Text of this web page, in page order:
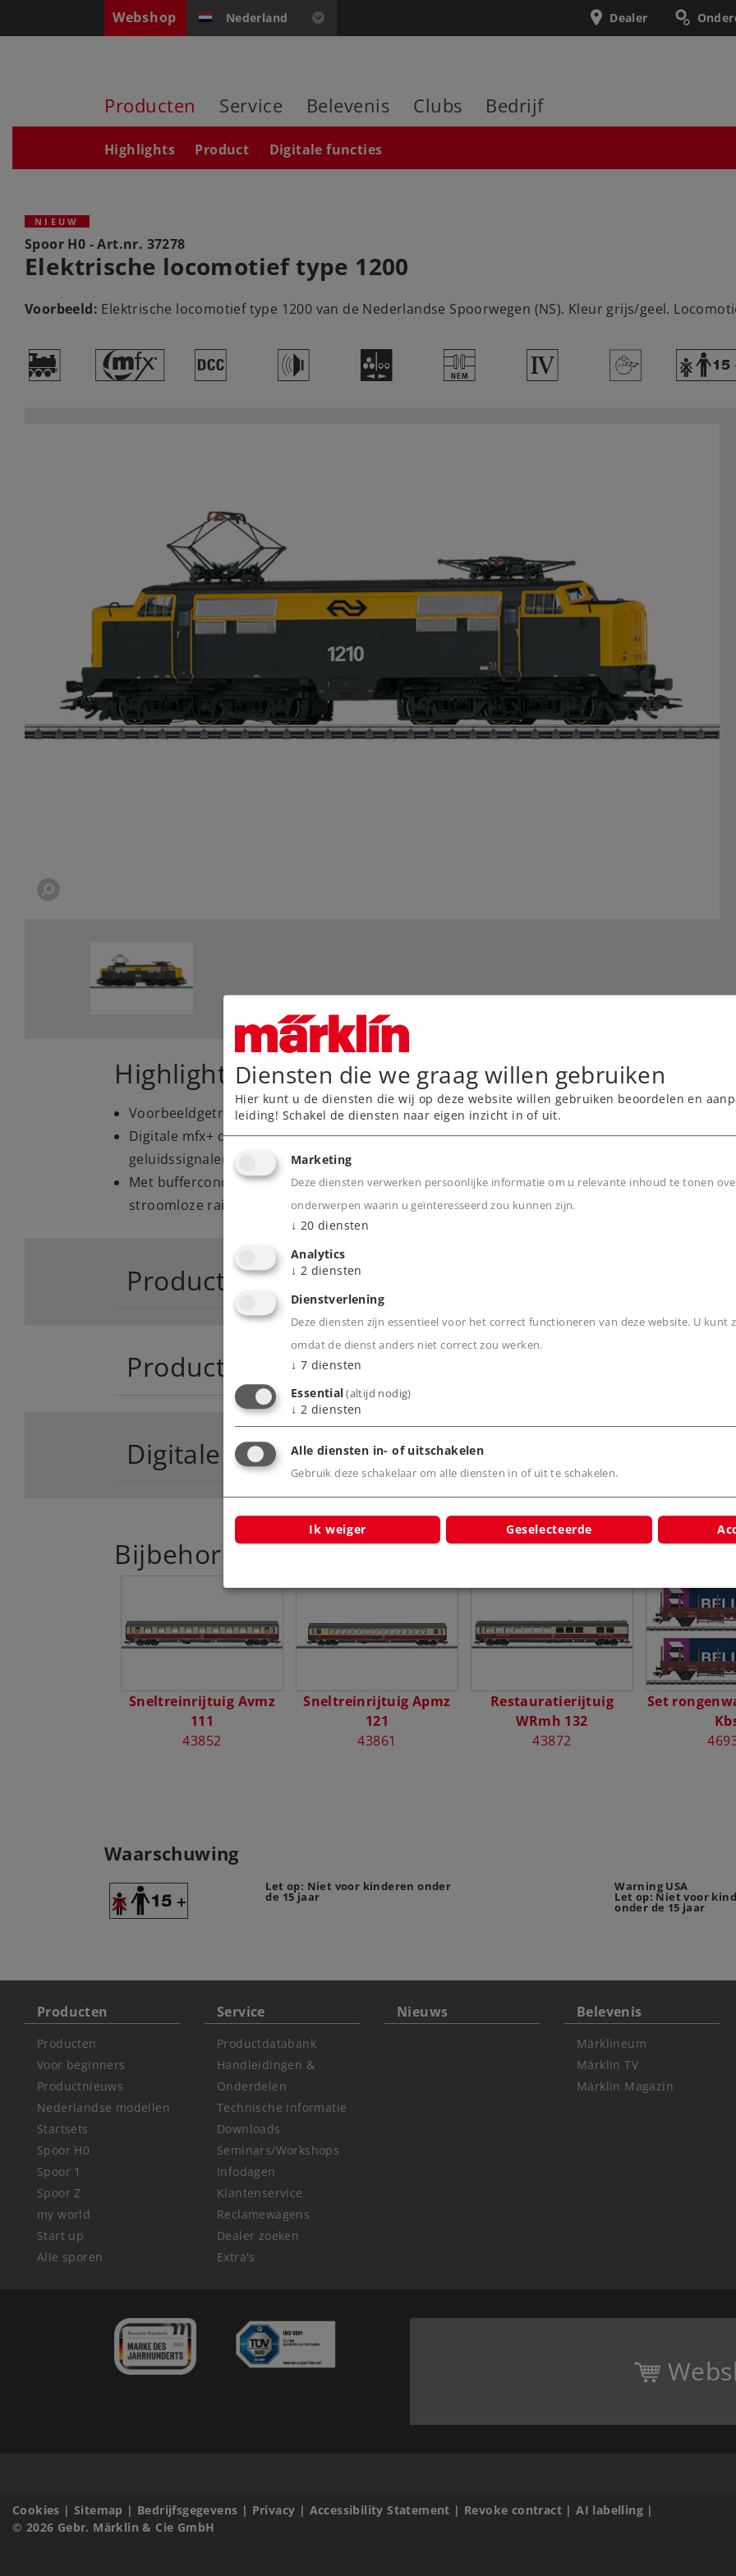
Webshop Nederland Dealer
Producten Service Belevenis Clubs Bedrijf
Highlights Product Digitale functies
NIEUW
Spoor H0 - Art.nr. 37278
Elektrische locomotief type 1200
Voorbeeld: Elektrische locomotief type 1200 van de Nederlandse Spoorwegen (NS). Kleur grijs/geel.
) # § h N U 4 >
Highlights
Voorbeeldgetrouw voorzien van gele en witte frontseinen.
Digitale mfx+ decoder met uitgebreide licht- en
geluidssignalen.
Met buffercondensator voor het overbruggen van korte
stroomloze railsecties.
Product
Productinfo
Digitale functies
Bijbehorende producten
Sneltreinrijtuig Avmz
111
43852
Sneltreinrijtuig Apmz
121
43861
Restauratierijtuig
WRmh 132
43872
Set
Waarschuwing
Let op: Niet voor kinderen onder
de 15 jaar
Warning USA
Let op: Niet voor
onder de 15 jaar
Producten
Producten
Voor beginners
Productnieuws
Nederlandse modellen
Startsets
Spoor H0
Spoor 1
Spoor Z
my world
Start up
Alle sporen
Service
Productdatabank
Handleidingen &
Onderdelen
Technische informatie
Downloads
Seminars/Workshops
Infodagen
Klantenservice
Reclamewagens
Dealer zoeken
Extra's
Nieuws Belevenis
Märklineum
Märklin TV
Märklin Magazin
Cookies |Sitemap | Bedrijfsgegevens | Privacy | Accessibility Statement | Revoke contract |AI labelling |
© 2026 Gebr. Märklin & Cie GmbH
Diensten die we graag willen gebruiken
Hier kunt u de diensten die wij op deze website willen gebruiken beoordelen en
leiding! Schakel de diensten naar eigen inzicht in of uit.
Marketing
Deze diensten verwerken persoonlijke informatie om u relevante inhoud te tonen
onderwerpen waarin u geïnteresseerd zou kunnen zijn.
↓ 20 diensten
Analytics
↓ 2 diensten
Dienstverlening
Deze diensten zijn essentieel voor het correct functioneren van deze website. U kunt
omdat de dienst anders niet correct zou werken.
↓ 7 diensten
Essential(altijd nodig)
↓ 2 diensten
Alle diensten in- of uitschakelen
Gebruik deze schakelaar om alle diensten in of uit te schakelen.
Ik weiger Geselecteerde